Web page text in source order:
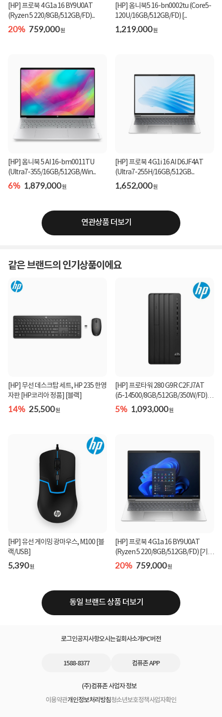
[HP] 프로북 4 G1a 16 BY9U0AT
(Ryzen 5 220/8GB/512GB/FD)...
20% 759,000원
[HP] 옴니북5 16-bn0002tu (Core5-
120U/16GB/512GB/FD) [...
1,219,000원
[HP] 옴니북 5 AI 16-bm0011TU
(Ultra7-355/16GB/512GB/Win...
6% 1,879,000원
[HP] 프로북 4 G1i 16 AI D6JF4AT
(Ultra7-255H/16GB/512GB...
1,652,000원
연관상품 더보기
같은 브랜드의 인기상품이에요
[HP] 무선 데스크탑 세트, HP 235 한영
자판 [HP코리아 정품] [블랙]
14% 25,500원
[HP] 프로타워 280 G9R C2FJ7AT
(i5-14500/8GB/512GB/350W/FD)
[기본제품]★오직 컴...
5% 1,093,000원
[HP] 유선 게이밍 광마우스, M100 [블
랙/USB]
5,390원
[HP] 프로북 4 G1a 16 BY9U0AT
(Ryzen 5 220/8GB/512GB/FD) [기본
제품]★컴퓨존 단독...
20% 759,000원
동일 브랜드 상품 더보기
로그인공지사항오시는길회사소개PC버전
1588-8377 컴퓨존 APP
(주)컴퓨존 사업자 정보
이용약관개인정보처리방침청소년보호정책사업자확인